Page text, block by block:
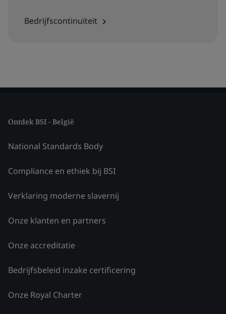
Bedrijfscontinuïteit
Ontdek BSI - België
National Standards Body
Compliance en ethiek bij BSI
Verklaring moderne slavernij
Onze klanten en partners
Onze accreditatie
Bedrijfsbeleid inzake certificering
Onze Royal Charter